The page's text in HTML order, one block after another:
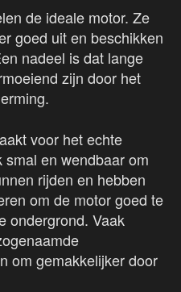
de ideale motor. Ze
goed uit en beschikken
nadeel is dat lange
zijn door het
voor het echte
en wendbaar om
rijden en hebben
om de motor goed te
ondergrond. Vaak
om gemakkelijker door